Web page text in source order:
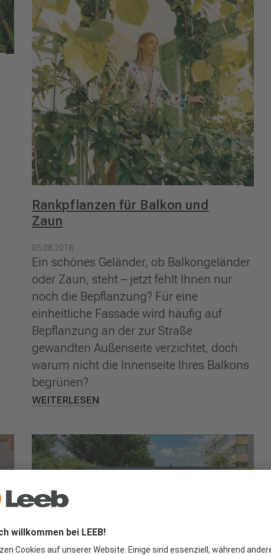
Rankpflanzen für Balkon und
Zaun
05.08.2018
Ein schönes Geländer, ob Balkongeländer
oder Zaun, steht – jetzt fehlt Ihnen nur
noch die Bepflanzung? Für eine
einheitliche Fassade wird häufig auf
Bepflanzung an der zur Straße
gewandten Außenseite verzichtet, doch
warum nicht die Innenseite Ihres Balkons
begrünen?
WEITERLESEN